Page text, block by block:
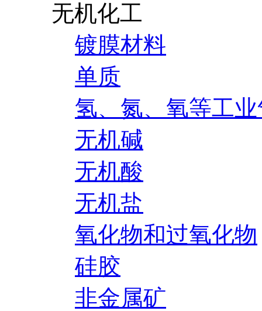
无机化工
镀膜材料
单质
氢、氮、氧等工
无机碱
无机酸
无机盐
氧化物和过氧化物
硅胶
非金属矿